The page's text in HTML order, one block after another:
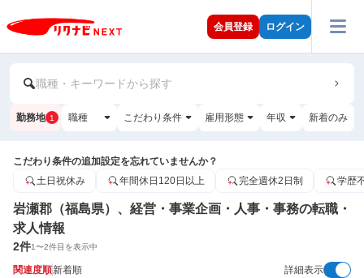
会員登録 ログイン
職種・キーワードから探す
勤務地 1 職種 こだわり条件 雇用形態 年収 新着のみ
こだわり条件の追加設定を忘れていませんか？
土日祝休み
年間休日120日以上 完全週休2日制 学歴
岩瀬郡（福島県）、経営・事業企画・人事・事務の転職・
求人情報
2件1〜2件目を表示中
関連度順新着順 詳細表示